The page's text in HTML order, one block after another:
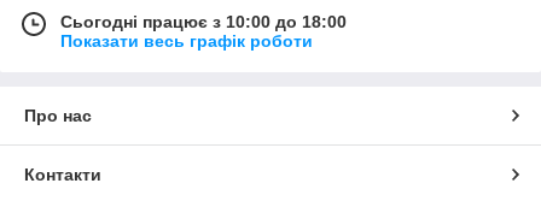
Сьогодні працює з 10:00 до 18:00
Показати весь графік роботи
Про нас
Контакти